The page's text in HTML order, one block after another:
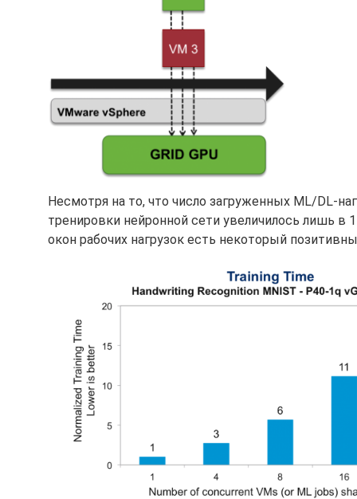
Несмотря на то, что число загруженных ML/DL-
тренировки нейронной сети увеличилось лишь в
окон рабочих нагрузок есть некоторый